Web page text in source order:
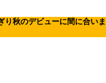
秋のデビューに間に合い